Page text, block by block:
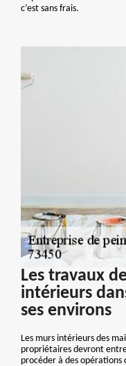
c’est sans frais.
Les travaux
intérieurs
ses environs
Les murs intérieurs des
propriétaires devront
procéder à des opérations